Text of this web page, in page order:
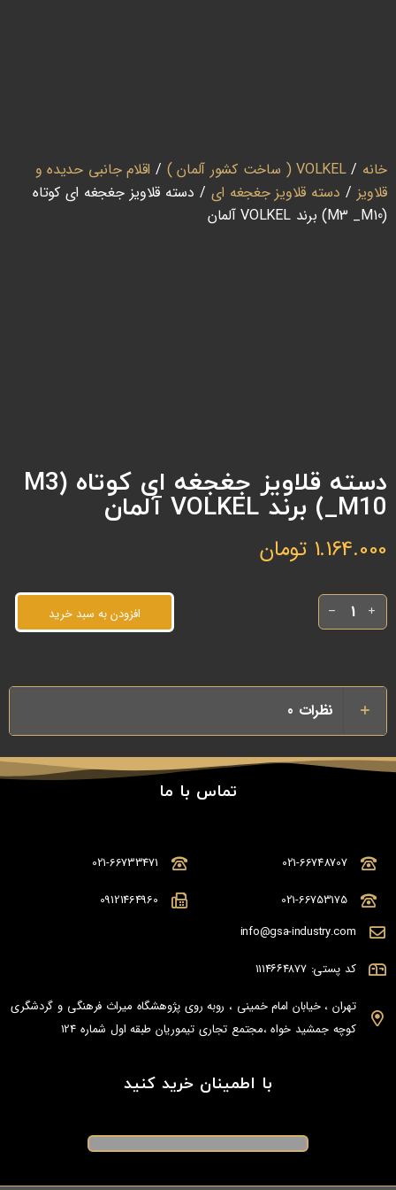
خانه /VOLKEL ( ساخت کشور آلمان ) / اقلام جانبی حدیده و
قلاویز / دسته قلاویز جغجغه ای / دسته قلاویز جغجغه ای کوتاه
(M3 _M10) برند VOLKEL آلمان
دسته قلاویز جغجغه ای کوتاه (M3
_M10) برند VOLKEL آلمان
1.164.000 تومان
افزودن به سبد خرید
نظرات 0
تماس با ما
021-66748707
021-66753175
021-66733471
09121464960
info@gsa-industry.com
کد پستی: ۱۱۱۴۶۶۴۸۷۷
تهران ، خیابان امام خمینی ، روبه روی پژوهشگاه میراث فرهنگی و گردشگری
کوچه جمشید خواه ،مجتمع تجاری تیموریان طبقه اول شماره 124
با اطمینان خرید کنید